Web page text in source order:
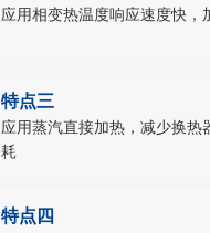
应用相变热温度响应速度快，
特点三
应用蒸汽直接加热，减少换热
耗
特点四